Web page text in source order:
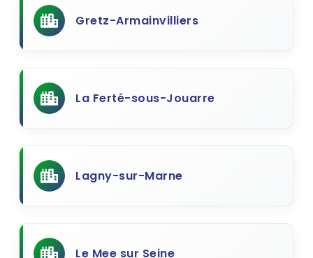
Gretz-Armainvilliers
La Ferté-sous-Jouarre
Lagny-sur-Marne
Le Mee sur Seine